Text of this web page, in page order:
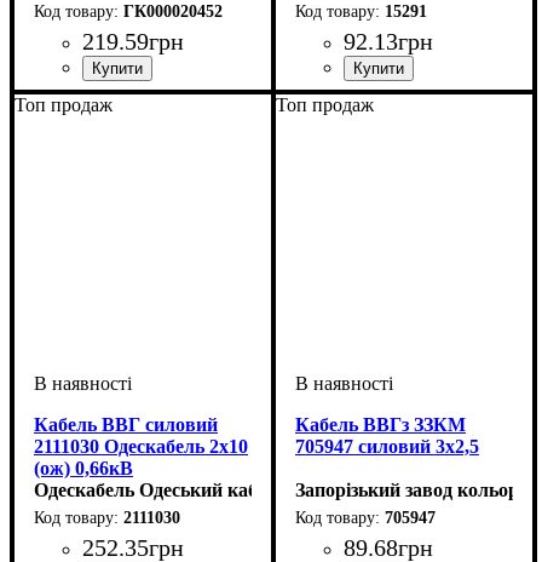
ГК000020452
219.59грн
Перетин кабелю: 4х4
15291
92.13грн
Перетин кабелю: 3х2,5
Топ продаж
Кабель ВВГ силовий
2111030 Одескабель 2x10
(ож) 0,66кВ
Одескабель Одеський кабельний завод
2111030
252.35грн
Топ продаж
Кабель ВВГз ЗЗКМ
705947 силовий 3х2,5
Запорізький завод
705947
89.68грн